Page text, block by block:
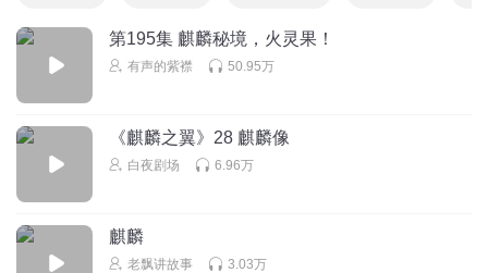
第195集 麒麟秘境，火灵果！
有声的紫襟 50.95万
《麒麟之翼》28 麒麟像
白夜剧场 6.96万
麒麟
老飘讲故事 3.03万